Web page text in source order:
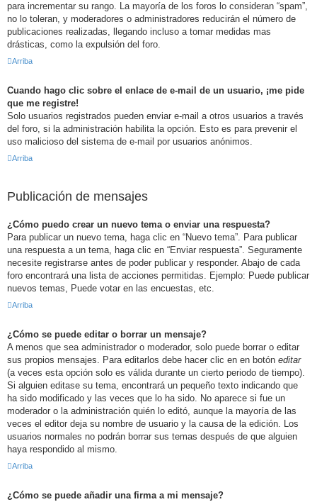
para incrementar su rango. La mayoría de los foros lo consideran “spam”,
no lo toleran, y moderadores o administradores reducirán el número de
publicaciones realizadas, llegando incluso a tomar medidas mas
drásticas, como la expulsión del foro.
Arriba
Cuando hago clic sobre el enlace de e-mail de un usuario, ¡me pide
que me registre!
Solo usuarios registrados pueden enviar e-mail a otros usuarios a través
del foro, si la administración habilita la opción. Esto es para prevenir el
uso malicioso del sistema de e-mail por usuarios anónimos.
Arriba
Publicación de mensajes
¿Cómo puedo crear un nuevo tema o enviar una respuesta?
Para publicar un nuevo tema, haga clic en “Nuevo tema”. Para publicar
una respuesta a un tema, haga clic en “Enviar respuesta”. Seguramente
necesite registrarse antes de poder publicar y responder. Abajo de cada
foro encontrará una lista de acciones permitidas. Ejemplo: Puede publicar
nuevos temas, Puede votar en las encuestas, etc.
Arriba
¿Cómo se puede editar o borrar un mensaje?
A menos que sea administrador o moderador, solo puede borrar o editar
sus propios mensajes. Para editarlos debe hacer clic en en botón editar
(a veces esta opción solo es válida durante un cierto periodo de tiempo).
Si alguien editase su tema, encontrará un pequeño texto indicando que
ha sido modificado y las veces que lo ha sido. No aparece si fue un
moderador o la administración quién lo editó, aunque la mayoría de las
veces el editor deja su nombre de usuario y la causa de la edición. Los
usuarios normales no podrán borrar sus temas después de que alguien
haya respondido al mismo.
Arriba
¿Cómo se puede añadir una firma a mi mensaje?